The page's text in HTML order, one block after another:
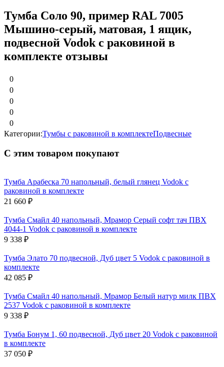
Тумба Соло 90, пример RAL 7005
Мышино-серый, матовая, 1 ящик,
подвесной Vodok с раковиной в
комплекте отзывы
0
0
0
0
0
Категории:Тумбы c раковиной в комплектеПодвесные
С этим товаром покупают
Тумба Арабеска 70 напольный, белый глянец Vodok с
раковиной в комплекте
21 660 ₽
Тумба Смайл 40 напольный, Мрамор Серый софт тач ПВХ
4044-1 Vodok с раковиной в комплекте
9 338 ₽
Тумба Элато 70 подвесной, Дуб цвет 5 Vodok с раковиной в
комплекте
42 085 ₽
Тумба Смайл 40 напольный, Мрамор Белый натур милк ПВХ
2537 Vodok с раковиной в комплекте
9 338 ₽
Тумба Бонум 1, 60 подвесной, Дуб цвет 20 Vodok с раковиной
в комплекте
37 050 ₽